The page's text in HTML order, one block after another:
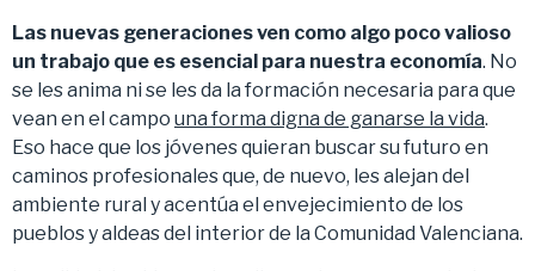
Las nuevas generaciones ven como algo poco valioso
un trabajo que es esencial para nuestra economía. No
se les anima ni se les da la formación necesaria para que
vean en el campo una forma digna de ganarse la vida.
Eso hace que los jóvenes quieran buscar su futuro en
caminos profesionales que, de nuevo, les alejan del
ambiente rural y acentúa el envejecimiento de los
pueblos y aldeas del interior de la Comunidad Valenciana.